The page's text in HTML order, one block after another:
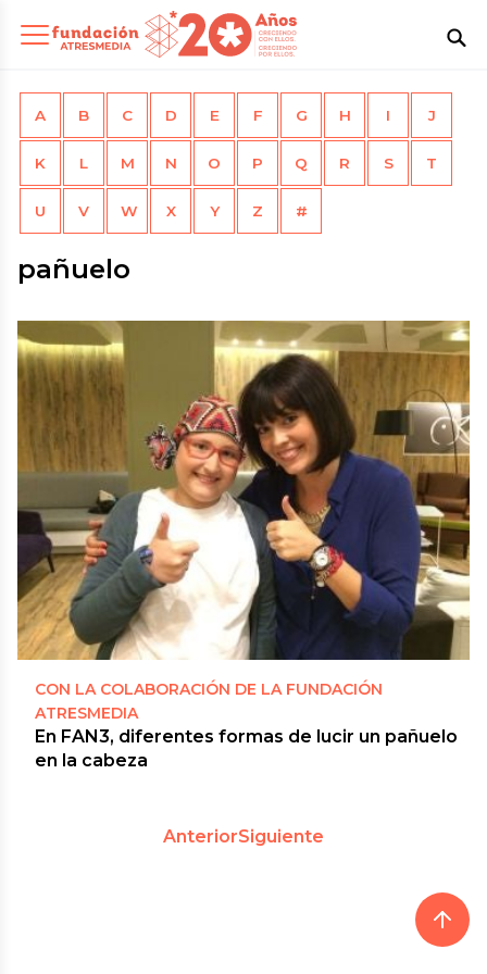
A B C D E F G H I J
K L M N O P Q R S T
U V W X Y Z #
pañuelo
CON LA COLABORACIÓN DE LA FUNDACIÓN
ATRESMEDIA
En FAN3, diferentes formas de lucir un pañuelo
en la cabeza
AnteriorSiguiente